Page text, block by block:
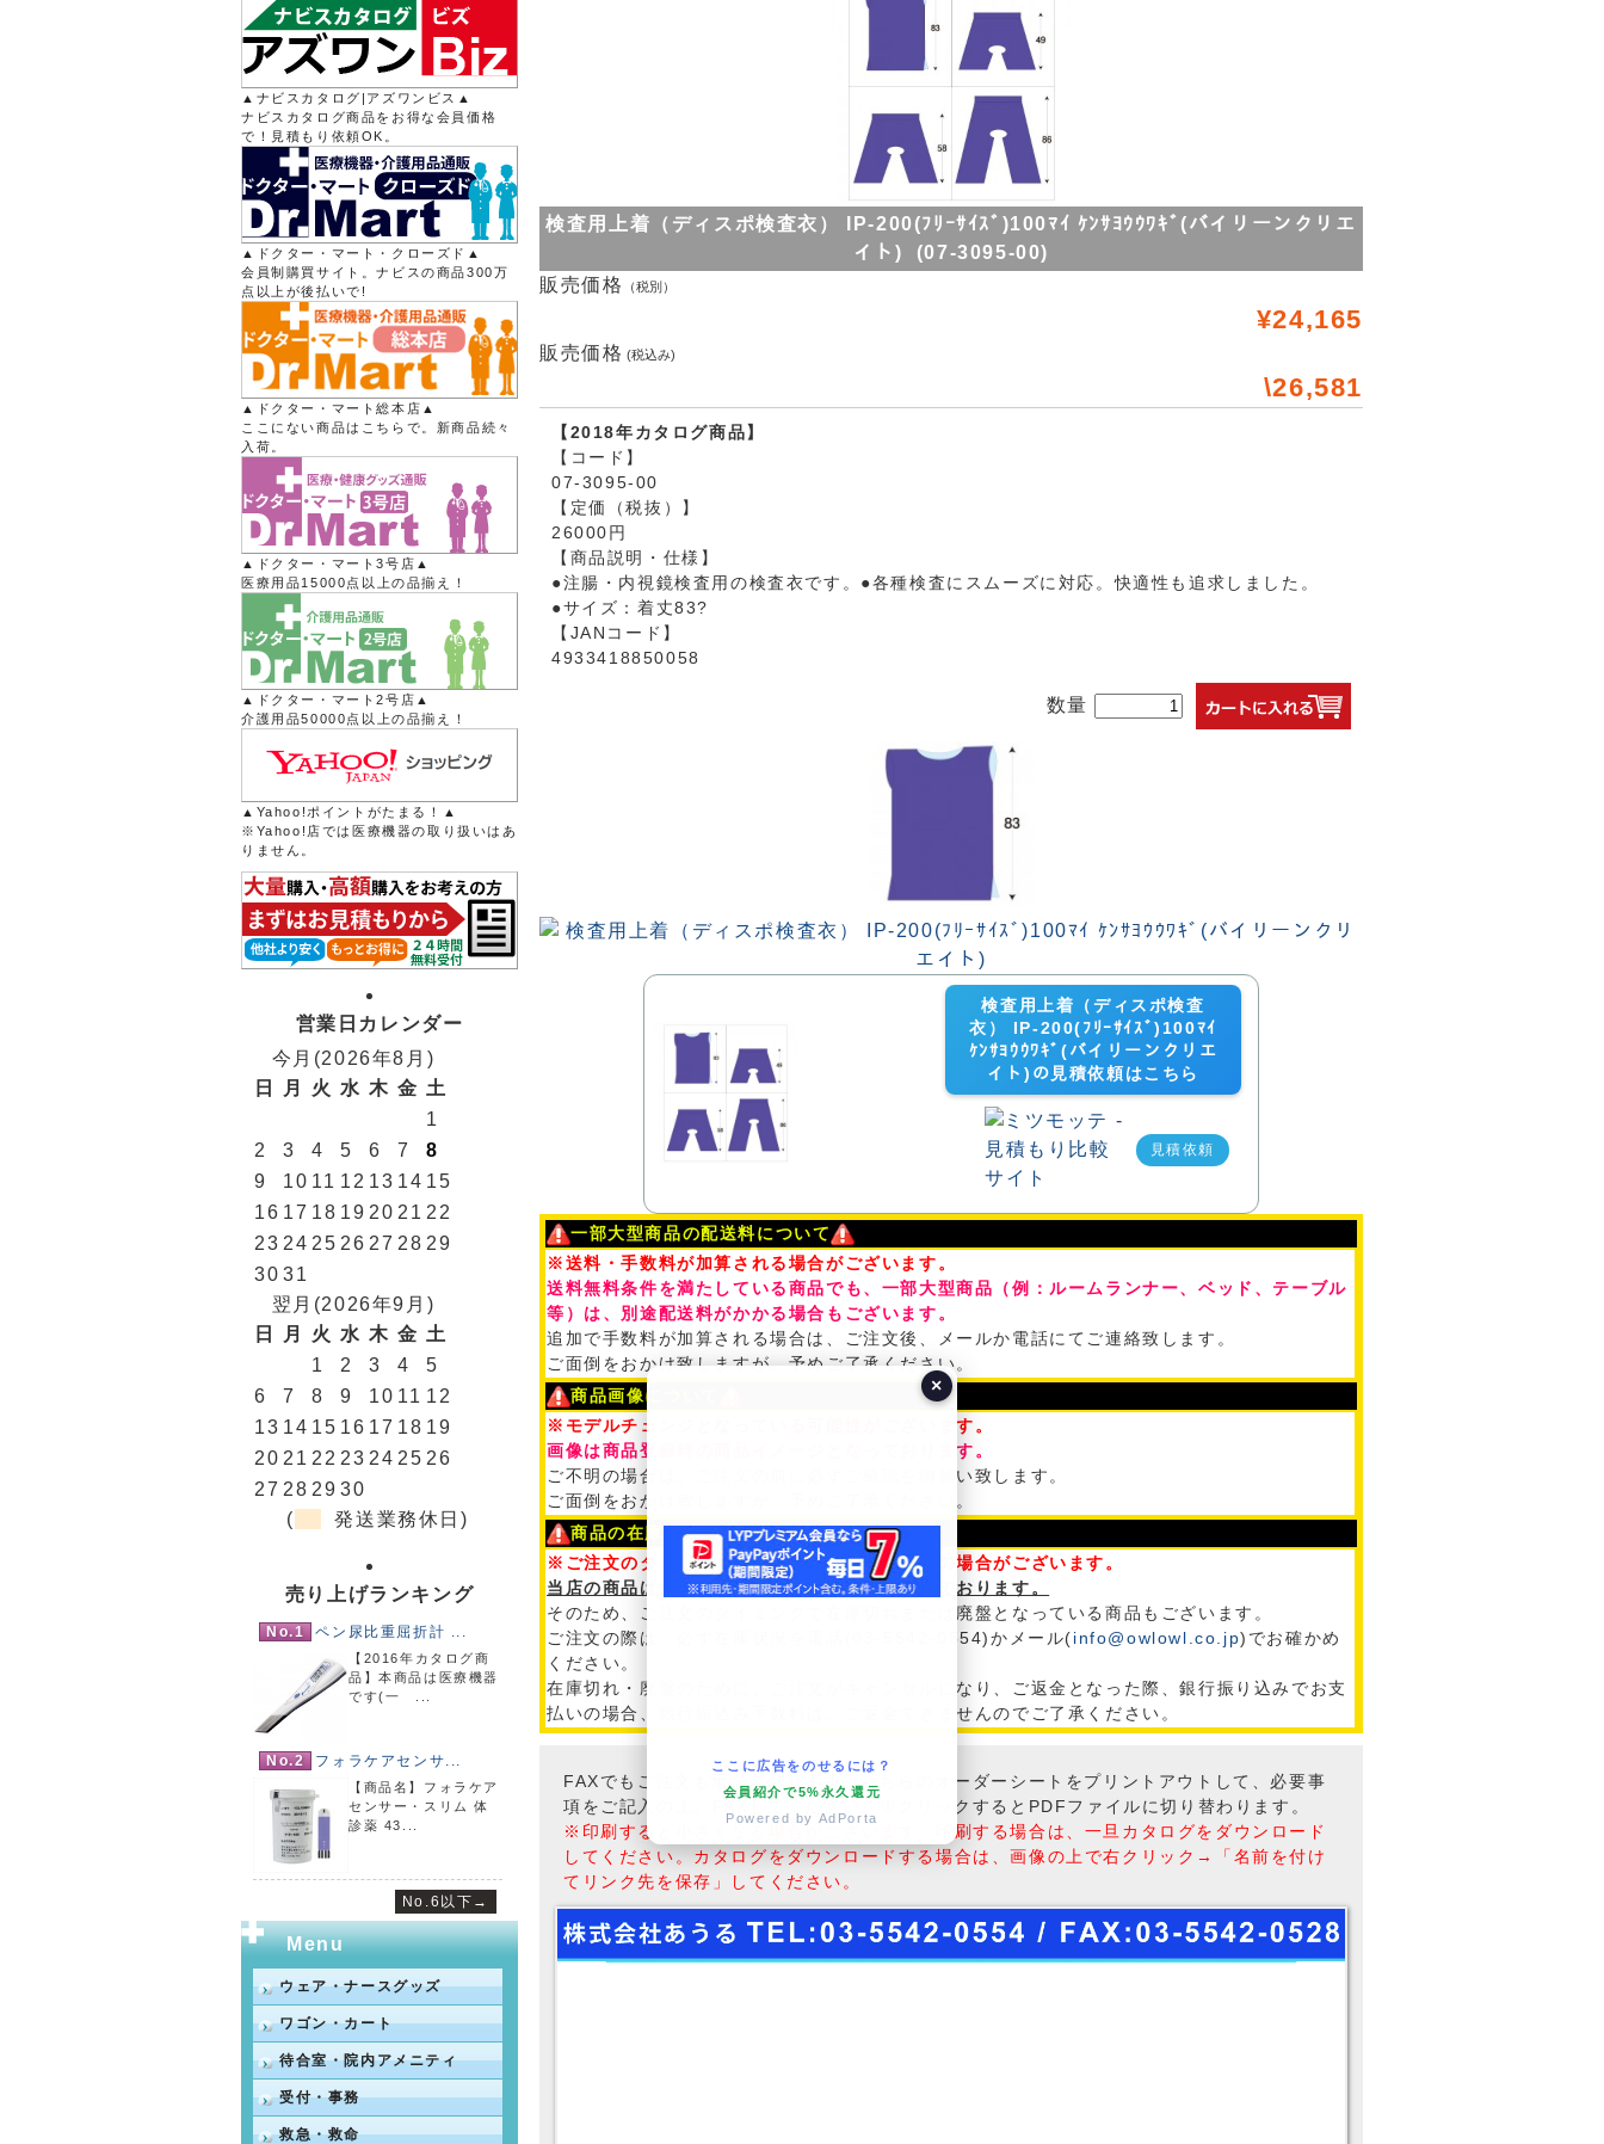
検査用上着（ディスポ検査衣） IP-200(ﾌﾘｰｻｲｽﾞ)100ﾏｲ ｹﾝｻﾖｳｳﾜｷﾞ(バイリーンクリエ
イト) (07-3095-00)
販売価格
（税別）
¥24,165
販売価格 (税込み)
\26,581
【2018年カタログ商品】
【コード】
07-3095-00
【定価（税抜）】
26000円
【商品説明・仕様】
●注腸・内視鏡検査用の検査衣です。●各種検査にスムーズに対応。快適性も追求しました。
●サイズ：着丈83?
【JANコード】
4933418850058
数量
検査用上着（ディスポ検査
衣） IP-200(ﾌﾘｰｻｲｽﾞ)100ﾏｲ
ｹﾝｻﾖｳｳﾜｷﾞ(バイリーンクリエ
イト)の見積依頼はこちら
見積依頼
一部大型商品の配送料について
※送料・手数料が加算される場合がございます。
送料無料条件を満たしている商品でも、一部大型商品（例：ルームランナー、ベッド、テーブル
等）は、別途配送料がかかる場合もございます。
追加で手数料が加算される場合は、ご注文後、メールか電話にてご連絡致します。
ご面倒をおかけ致しますが、予めご了承ください。
商品画像について
※モデルチェンジとなっている可能性がございます。
画像は商品登録時の商品イメージとなっております。
ご不明の場合は、ご注文の前に必ずご確認を御願い致します。
ご面倒をおかけ致しますが、予めご了承ください。
商品の在庫について
※ご注文のタイミングによって在庫切れ・廃盤の場合がございます。
当店の商品は全て、問屋・メーカー在庫となっております。
そのため、ご注文のタイミングで在庫切れまたは廃盤となっている商品もございます。
ご注文の際は、必ず在庫状況を電話(03-5542-0554)かメール(info@owlowl.co.jp)でお確かめ
ください。
在庫切れ・廃盤のために、ご注文がキャンセルになり、ご返金となった際、銀行振り込みでお支
払いの場合、銀行振込み手数料は、ご返金できませんのでご了承ください。
FAXでもご注文も承っております。こちらのオーダーシートをプリントアウトして、必要事
項をご記入の上、FAXしてください。※クリックするとPDFファイルに切り替わります。
※印刷すると小さくなる場合がございます。印刷する場合は、一旦カタログをダウンロード
してください。カタログをダウンロードする場合は、画像の上で右クリック→「名前を付け
てリンク先を保存」してください。
▲ナビスカタログ|アズワンビス▲
ナビスカタログ商品をお得な会員価格
で！見積もり依頼OK。
▲ドクター・マート・クローズド▲
会員制購買サイト。ナビスの商品300万
点以上が後払いで!
▲ドクター・マート総本店▲
ここにない商品はこちらで。新商品続々
入荷。
▲ドクター・マート3号店▲
医療用品15000点以上の品揃え！
▲ドクター・マート2号店▲
介護用品50000点以上の品揃え！
▲Yahoo!ポイントがたまる！▲
※Yahoo!店では医療機器の取り扱いはあ
りません。
営業日カレンダー
今月(2026年8月)
日
月 火 水 木 金 土
1
2
3 4 5 6 7
8
9
10 11 12 13 14 15
16 17 18 19 20 21 22
23 24 25 26 27 28 29
30 31
翌月(2026年9月)
日
月 火 水 木 金 土
1
2 3 4
5
6
7 8 9 10 11 12
13 14 15 16 17 18 19
20 21 22 23 24 25 26
27 28 29 30
(
発送業務休日)
売り上げランキング
No.1 ペン尿比重屈折計 ...
【2016年カタログ商
品】本商品は医療機器
です(一 ...
No.2 フォラケアセンサ...
【商品名】フォラケア
センサー・スリム 体
診薬 43...
No.6以下→
Menu
ウェア・ナースグッズ
ワゴン・カート
待合室・院内アメニティ
受付・事務
救急・救命
ここに広告をのせるには？
会員紹介で5%永久還元
Powered by AdPorta
×